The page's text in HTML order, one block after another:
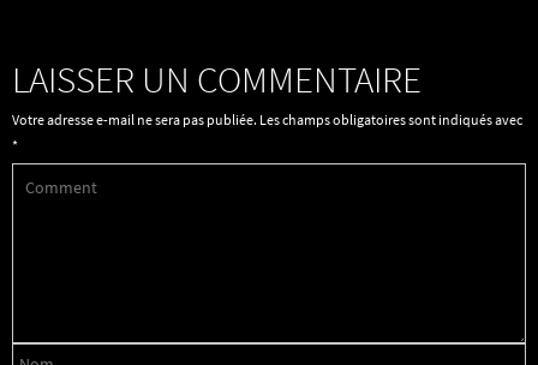
LAISSER UN COMMENTAIRE
Votre adresse e-mail ne sera pas publiée. Les champs obligatoires sont indiqués avec
*